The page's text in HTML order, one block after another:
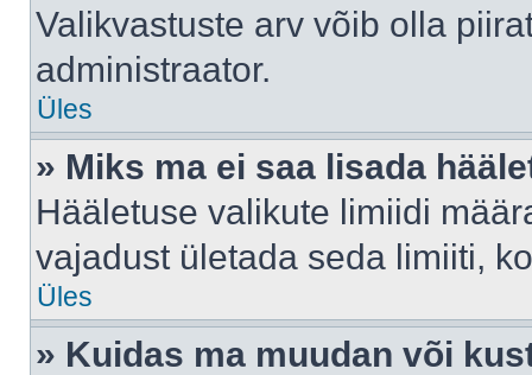
Valikvastuste arv võib olla
administraator.
Üles
» Miks ma ei saa lisada
Hääletuse valikute limiidi
vajadust ületada seda limiiti,
Üles
» Kuidas ma muudan või